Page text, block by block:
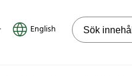
English Sök på